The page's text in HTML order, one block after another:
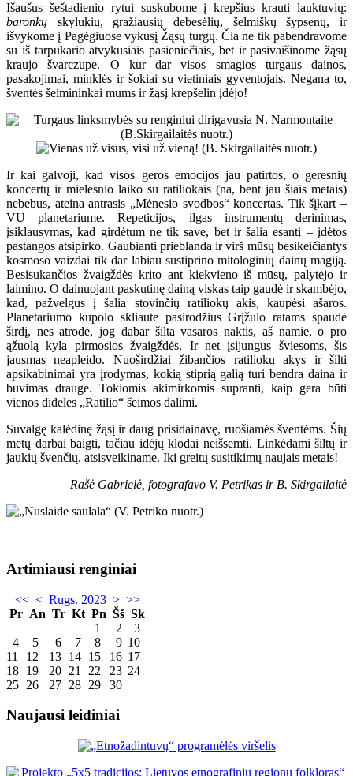
Išaušus šeštadienio rytui suskubome į krepšius krauti lauktuvių:
baronkų skylukių, gražiausių debesėlių, šelmiškų šypsenų, ir
išvykome į Pagėgiuose vykusį Žąsų turgų. Čia ne tik pabendravome
su iš tarpukario atvykusiais pasieniečiais, bet ir pasivaišinome žąsų
kraujo švarczupe. O kur dar visos smagios turgaus dainos,
pasakojimai, minklės ir šokiai su vietiniais gyventojais. Negana to,
šventės šeimininkai mums ir žąsį krepšelin įdėjo!
Ir kai galvoji, kad visos geros emocijos jau patirtos, o geresnių
koncertų ir mielesnio laiko su ratiliokais (na, bent jau šiais metais)
nebebus, ateina antrasis „Mėnesio svodbos“ koncertas. Tik šįkart –
VU planetariume. Repeticijos, ilgas instrumentų derinimas,
įsiklausymas, kad girdėtum ne tik save, bet ir šalia esantį – įdėtos
pastangos atsipirko. Gaubianti prieblanda ir virš mūsų besikeičiantys
kosmoso vaizdai tik dar labiau sustiprino mitologinių dainų magiją.
Besisukančios žvaigždės krito ant kiekvieno iš mūsų, palytėjo ir
laimino. O dainuojant paskutinę dainą viskas taip gaudė ir skambėjo,
kad, pažvelgus į šalia stovinčių ratiliokų akis, kaupėsi ašaros.
Planetariumo kupolo skliaute pasirodžius Grįžulo ratams spaudė
širdį, nes atrodė, jog dabar šilta vasaros naktis, aš namie, o pro
ąžuolą kyla pirmosios žvaigždės. Ir net įsijungus šviesoms, šis
jausmas neapleido. Nuoširdžiai žibančios ratiliokų akys ir šilti
apsikabinimai yra įrodymas, kokią stiprią galią turi bendra daina ir
buvimas drauge. Tokiomis akimirkomis supranti, kaip gera būti
vienos didelės „Ratilio“ šeimos dalimi.
Suvalgę kalėdinę žąsį ir daug prisidainavę, ruošiamės šventėms. Šių
metų darbai baigti, tačiau idėjų klodai neišsemti. Linkėdami šiltų ir
jaukių švenčių, atsisveikiname. Iki greitų susitikimų naujais metais!
Rašė Gabrielė, fotografavo V. Petrikas ir B. Skirgailaitė
Artimiausi renginiai
<< < Rugs. 2023 > >>
Pr An Tr Kt Pn Šš Sk
1
2
3
4
5 6 7 8 9 10
11
12 13 14 15 16 17
18 19 20 21 22 23 24
25 26 27 28 29 30
Naujausi leidiniai